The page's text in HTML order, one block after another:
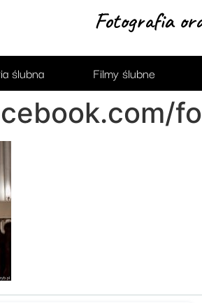
Fotografia
ślubna Filmy ślubne